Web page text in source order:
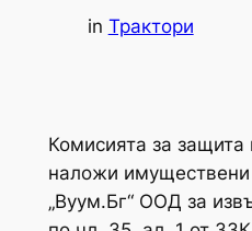
in Трактори
Комисията за защита
наложи имуществени
„Вуум.Бг“ ООД за